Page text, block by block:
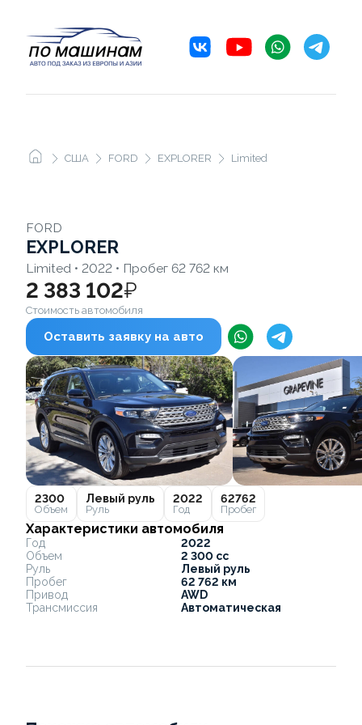
США FORD EXPLORER Limited
FORD
EXPLORER
Limited • 2022 • Пробег 62 762 км
2 383 102₽
Стоимость автомобиля
Оставить заявку на авто
2300
Объем
Левый руль
Руль
2022
Год
62762
Пробег
Характеристики автомобиля
Год
2022
Объем
2 300 cc
Руль
Левый руль
Пробег
62 762 км
Привод
AWD
Трансмиссия
Автоматическая